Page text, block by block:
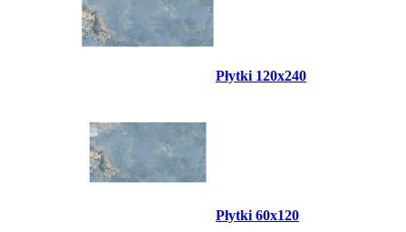
Płytki 120x240
Płytki 60x120